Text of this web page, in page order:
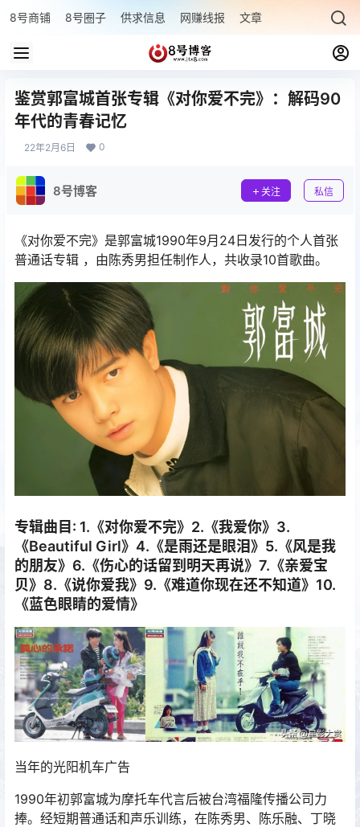
8号商铺 8号圈子 供求信息 网赚线报 文章专题 最新文章
鉴赏郭富城首张专辑《对你爱不完》：解码90
年代的青春记忆
22年2月6日 0
8号博客 关注 私信
《对你爱不完》是郭富城1990年9月24日发行的个人首张
普通话专辑 ，由陈秀男担任制作人，共收录10首歌曲。
专辑曲目: 1.《对你爱不完》2.《我爱你》3.
《Beautiful Girl》4.《是雨还是眼泪》5.《风是我
的朋友》6.《伤心的话留到明天再说》7.《亲爱宝
贝》8.《说你爱我》9.《难道你现在还不知道》10.
《蓝色眼睛的爱情》
当年的光阳机车广告
1990年初郭富城为摩托车代言后被台湾福隆传播公司力
捧。经短期普通话和声乐训练，在陈秀男、陈乐融、丁晓